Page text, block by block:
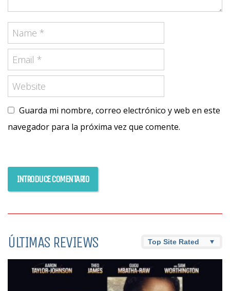
Guarda mi nombre, correo electrónico y web en este
navegador para la próxima vez que comente.
ÚLTIMAS REVIEWS